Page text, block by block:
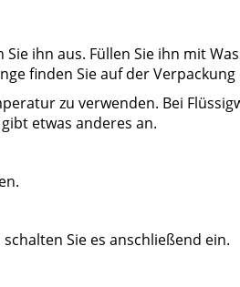
ihn aus. Füllen Sie ihn mit
finden Sie auf der
zu verwenden. Bei
etwas anderes an.
Sie es anschließend ein.